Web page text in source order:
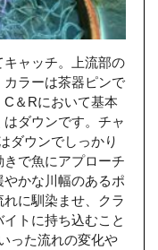
ャッチ。上流部の
ラーは茶器ピンで
＆Rにおいて基本
ダウンです。チャ
ダウンでしっかり
で魚にアプローチ
かな川幅のあるポ
に馴染ませ、クラ
トに持ち込むこと
った流れの変化や